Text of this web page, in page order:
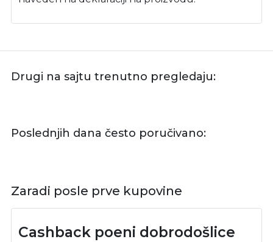
Drugi na sajtu trenutno pregledaju:
Poslednjih dana često poručivano:
Zaradi posle prve kupovine
Cashback poeni dobrodošlice